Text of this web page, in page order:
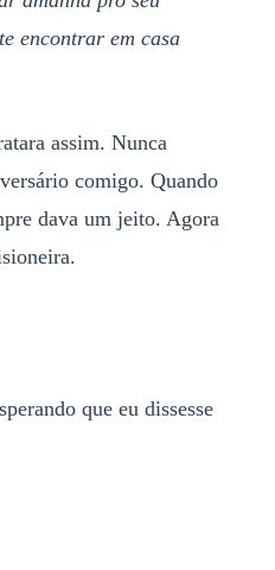
encontrar em casa
assim. Nunca
comigo. Quando
dava um jeito. Agora
que eu dissesse